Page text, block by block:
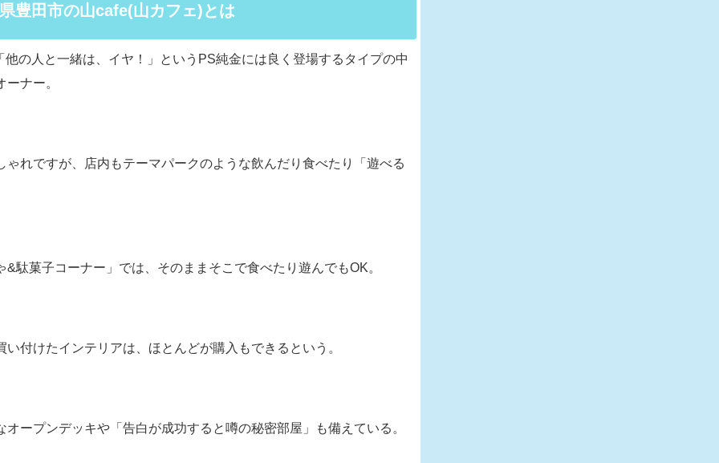
豊田市の山cafe(山カフェ)とは
他の人と一緒は、イヤ！」というPS純金には良く登場するタイプの中
ーナー。
ゃれですが、店内もテーマパークのような飲んだり食べたり「遊べる
&駄菓子コーナー」では、そのままそこで食べたり遊んでもOK。
い付けたインテリアは、ほとんどが購入もできるという。
オープンデッキや「告白が成功すると噂の秘密部屋」も備えている。